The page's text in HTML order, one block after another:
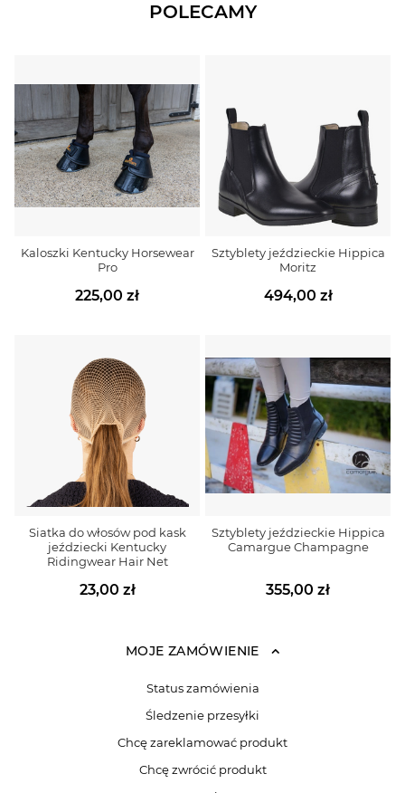
POLECAMY
Kaloszki Kentucky Horsewear
Pro
225,00 zł
Sztyblety jeździeckie Hippica
Moritz
494,00 zł
Siatka do włosów pod kask
jeździecki Kentucky
Ridingwear Hair Net
23,00 zł
Sztyblety jeździeckie Hippica
Camargue Champagne
355,00 zł
MOJE ZAMÓWIENIE
Status zamówienia
Śledzenie przesyłki
Chcę zareklamować produkt
Chcę zwrócić produkt